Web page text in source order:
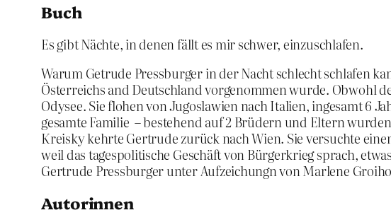
Buch
Es gibt Nächte, in denen fällt es mir schwer, einzuschlafen.
Warum Getrude Pressburger in der Nacht schlecht schlafen
Österreichs and Deutschland vorgenommen wurde. Obwohl
Odysee. Sie flohen von Jugoslawien nach Italien, ingesamt 6
gesamte Familie – bestehend auf 2 Brüdern und Eltern
Kreisky kehrte Gertrude zurück nach Wien. Sie versuchte
weil das tagespolitische Geschäft von Bürgerkrieg sprach,
Gertrude Pressburger unter Aufzeichungn von Marlene
Autorinnen